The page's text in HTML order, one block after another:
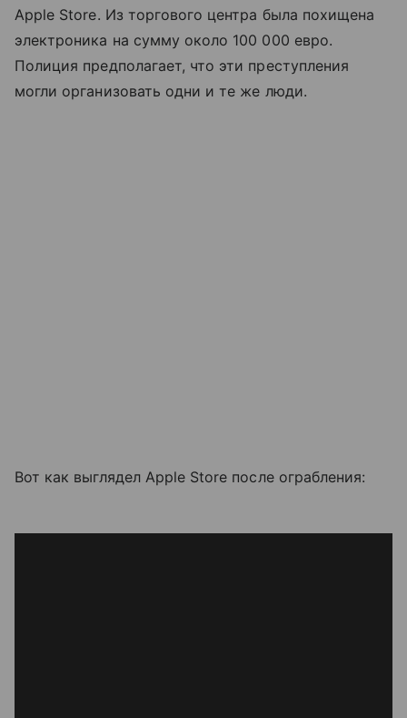
Apple Store. Из торгового центра была похищена
электроника на сумму около 100 000 евро.
Полиция предполагает, что эти преступления
могли организовать одни и те же люди.
Вот как выглядел Apple Store после ограбления: